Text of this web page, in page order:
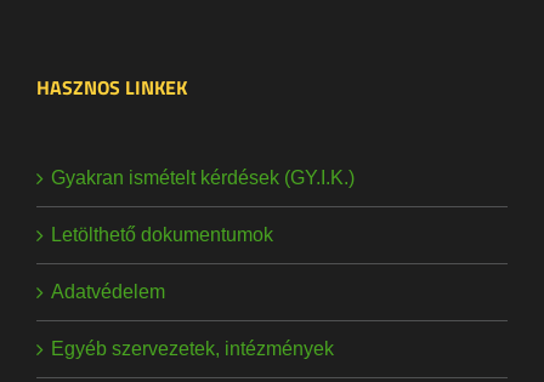
HASZNOS LINKEK
Gyakran ismételt kérdések (GY.I.K.)
Letölthető dokumentumok
Adatvédelem
Egyéb szervezetek, intézmények